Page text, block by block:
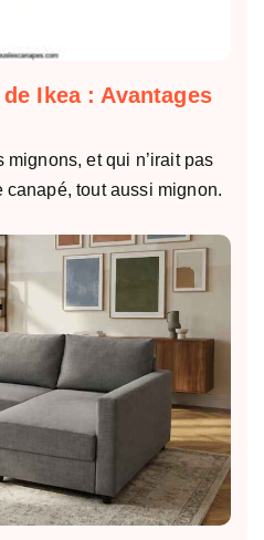
Ikea : Avantages
et qui n’irait pas
canapé, tout aussi mignon.